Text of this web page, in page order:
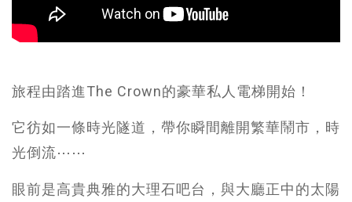
旅程由踏進The Crown的豪華私人電梯開始！
它彷如一條時光隧道，帶你瞬間離開繁華鬧市，時
光倒流⋯⋯
眼前是高貴典雅的大理石吧台，與大廳正中的太陽